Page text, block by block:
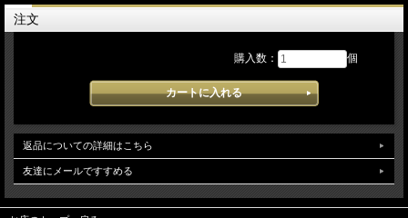
注文
購入数： 個
返品についての詳細はこちら
友達にメールですすめる